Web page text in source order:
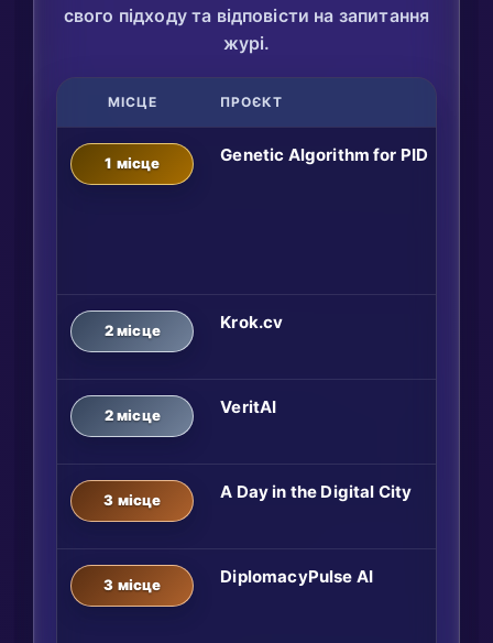
свого підходу та відповісти на запитання
журі.
МІСЦЕ ПРОЄКТ
1 місце Genetic Algorithm for PID
2 місце Krok.cv
2 місце VeritAI
3 місце A Day in the Digital City
3 місце DiplomacyPulse AI